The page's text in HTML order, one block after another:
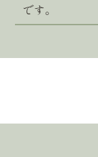
です。